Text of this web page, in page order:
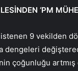
‘PM
istenen 9 vekilden
dengeleri
çoğunluğu artmış